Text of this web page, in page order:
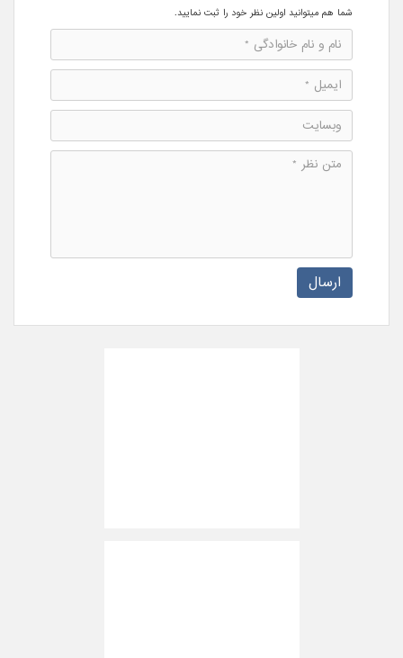
شما هم میتوانید اولین نظر خود را ثبت نمایید.
ارسال